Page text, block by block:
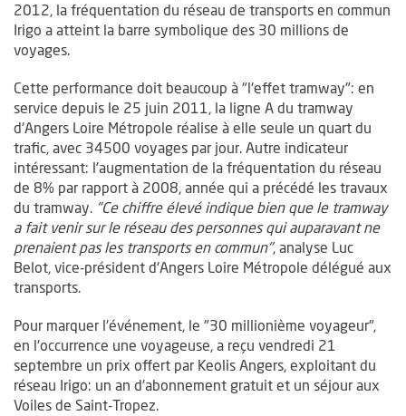
2012, la fréquentation du réseau de transports en commun
Irigo a atteint la barre symbolique des 30 millions de
voyages.
Cette performance doit beaucoup à "l'effet tramway": en
service depuis le 25 juin 2011, la ligne A du tramway
d'Angers Loire Métropole réalise à elle seule un quart du
trafic, avec 34500 voyages par jour. Autre indicateur
intéressant: l'augmentation de la fréquentation du réseau
de 8% par rapport à 2008, année qui a précédé les travaux
du tramway. "Ce chiffre élevé indique bien que le tramway
a fait venir sur le réseau des personnes qui auparavant ne
prenaient pas les transports en commun", analyse Luc
Belot, vice-président d'Angers Loire Métropole délégué aux
transports.
Pour marquer l'événement, le "30 millionième voyageur",
en l'occurrence une voyageuse, a reçu vendredi 21
septembre un prix offert par Keolis Angers, exploitant du
réseau Irigo: un an d'abonnement gratuit et un séjour aux
Voiles de Saint-Tropez.